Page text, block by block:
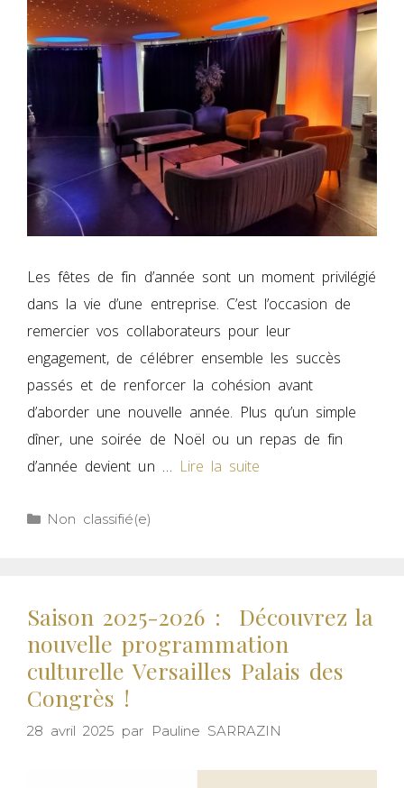
Les fêtes de fin d’année sont un moment privilégié
dans la vie d’une entreprise. C’est l’occasion de
remercier vos collaborateurs pour leur
engagement, de célébrer ensemble les succès
passés et de renforcer la cohésion avant
d’aborder une nouvelle année. Plus qu’un simple
dîner, une soirée de Noël ou un repas de fin
d’année devient un … Lire la suite
Non classifié(e)
Saison 2025-2026 : Découvrez la
nouvelle programmation
culturelle Versailles Palais des
Congrès !
28 avril 2025 par Pauline SARRAZIN